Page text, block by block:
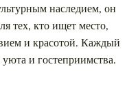
наследием, он
тех, кто ищет место,
и красотой. Каждый
уюта и гостеприимства.